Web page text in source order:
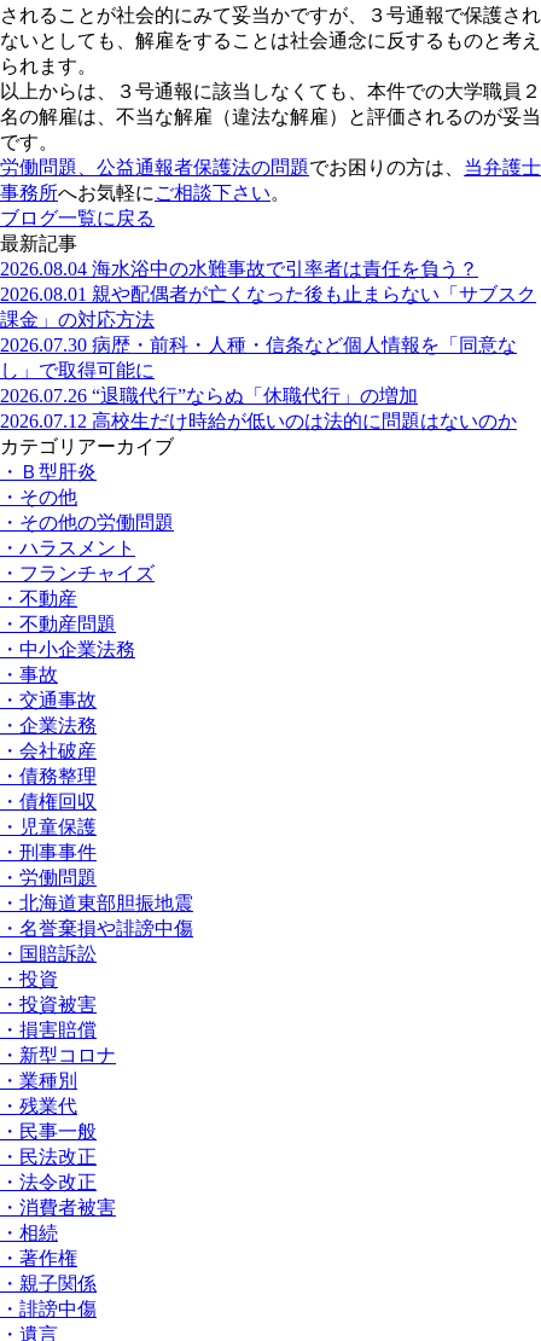
されることが社会的にみて妥当かですが、３号通報で保護され
ないとしても、解雇をすることは社会通念に反するものと考え
られます。
以上からは、３号通報に該当しなくても、本件での大学職員２
名の解雇は、不当な解雇（違法な解雇）と評価されるのが妥当
です。
労働問題、公益通報者保護法の問題でお困りの方は、 当弁護士
事務所へお気軽に ご相談下さい。
ブログ一覧に戻る
最新記事
2026.08.04 海水浴中の水難事故で引率者は責任を負う？
2026.08.01 親や配偶者が亡くなった後も止まらない「サブスク
課金」の対応方法
2026.07.30 病歴・前科・人種・信条など個人情報を「同意な
し」で取得可能に
2026.07.26 “退職代行”ならぬ「休職代行」の増加
2026.07.12 高校生だけ時給が低いのは法的に問題はないのか
カテゴリアーカイブ
・Ｂ型肝炎
・その他
・その他の労働問題
・ハラスメント
・フランチャイズ
・不動産
・不動産問題
・中小企業法務
・事故
・交通事故
・企業法務
・会社破産
・債務整理
・債権回収
・児童保護
・刑事事件
・労働問題
・北海道東部胆振地震
・名誉棄損や誹謗中傷
・国賠訴訟
・投資
・投資被害
・損害賠償
・新型コロナ
・業種別
・残業代
・民事一般
・民法改正
・法令改正
・消費者被害
・相続
・著作権
・親子関係
・誹謗中傷
・遺言